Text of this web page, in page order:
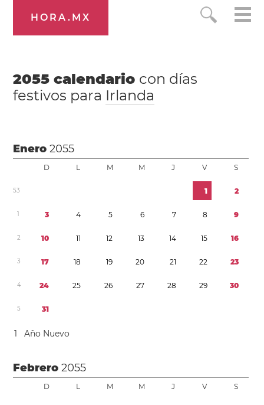
HORA.MX
2055 calendario con días
festivos para Irlanda
Enero2055
D L M M J V S
53 1 2
1 3 4 5 6 7 8 9
2 10 11 12 13 14 15 16
3 17 18 19 20 21 22 23
4 24 25 26 27 28 29 30
5 31
1 Año Nuevo
Febrero2055
D L M M J V S